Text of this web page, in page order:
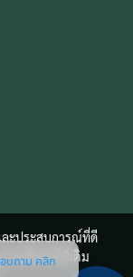
ละประสบการณ์ที่ดี
ละเอียดเพิ่มเติม
บถาม คลิก